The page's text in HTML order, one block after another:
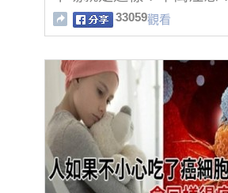
33059觀看